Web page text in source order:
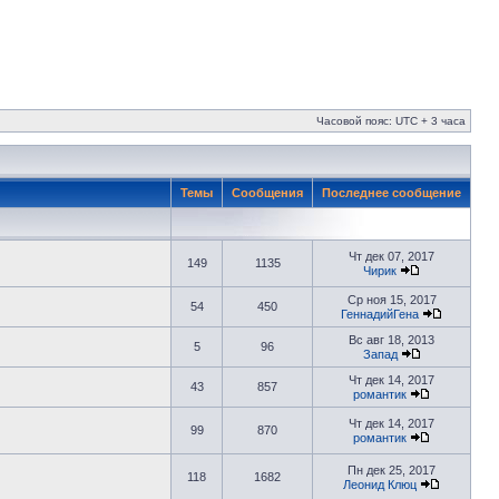
Часовой пояс: UTC + 3 часа
Темы Сообщения Последнее сообщение
149 1135
Чт дек 07, 2017
Чирик
54 450
Ср ноя 15, 2017
ГеннадийГена
5 96
Вс авг 18, 2013
Запад
43 857
Чт дек 14, 2017
романтик
99 870
Чт дек 14, 2017
романтик
118 1682
Пн дек 25, 2017
Леонид Клюц